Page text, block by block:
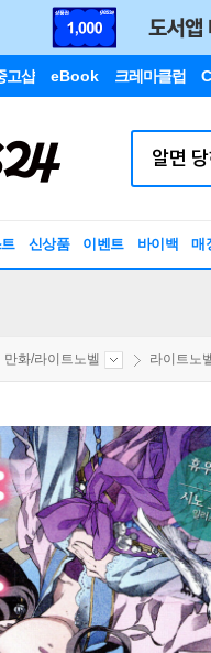
고샵 eBook 크레마클럽
신상품 이벤트 바이백 매
만화/라이트노벨 라이트노